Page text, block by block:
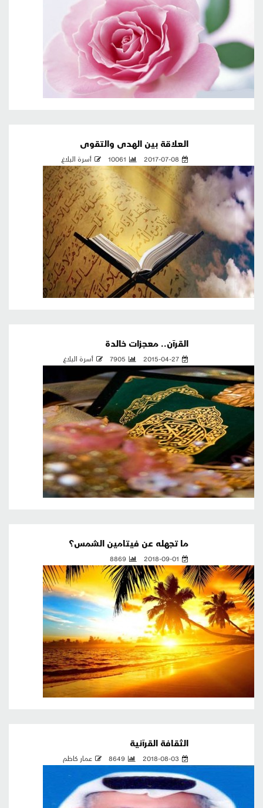
العلاقة بين الهدى والتقوى
2017-07-08
10061 أسرة البلاغ
القرآن.. معجزات خالدة
2015-04-27
7905 أسرة البلاغ
ما تجهله عن فيتامين الشمس؟
2018-09-01
8869
الثقافة القرآنية
2018-08-03
8649 عمار كاظم